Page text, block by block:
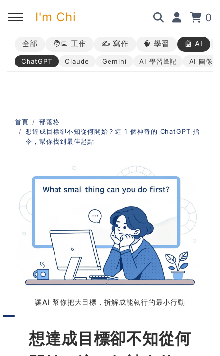
I'm Chi 0
回主選單
➡︎ 所有內容
回主選單
➡︎ 業配合作
回主選單
➡︎ 講座活動
回主選單
AI 職場應用｜ChatGPT 職場
應用入門
AI 職場應用｜ChatGPT 進階
使用思維
AI 職場應用｜上班族的 AI 學
習術
AI 職場應用｜NotebookLM
職場工作復盤術
職場思維與工作術｜時間管理
職場思維與工作術｜卡片盒筆
記法
全部 🧑‍💻 工作 ✍️ 寫作 🧠 學習 🤖 AI
ChatGPT Claude Gemini AI 學習筆記 AI 圖像
首頁
部落格
想達成目標卻不知從何開始？這 1 個神奇的 ChatGPT 指
令，幫你找到最佳起點
讓AI 幫你把大目標，拆解成能執行的最小行動
想達成目標卻不知從何